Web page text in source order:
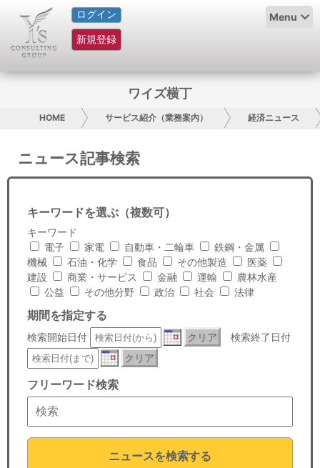
ログイン
新規登録
Menu
HOME
サービス紹介
グループ概要
採用情報
日本人にPR
コンサルティング
リサーチ
セミナー
経済ニュース
労務顧問
ＩＴ
ワイズ横丁
HOME サービス紹介（業務案内） 経済ニュース
ニュース記事検索
キーワードを選ぶ（複数可）
キーワード
電子
家電 自動車・二輪車
鉄鋼・金属
機械
石油・化学 食品 その他製造
医薬
建設
商業・サービス 金融 運輸
農林水産
公益
その他分野 政治 社会 法律
期間を指定する
検索開始日付 クリア
検索終了日付
クリア
フリーワード検索
ニュースを検索する